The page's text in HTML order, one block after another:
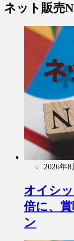
ネット販売
2026年8
オイシ
倍に、
ン